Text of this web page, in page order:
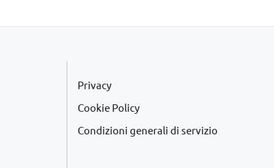
Privacy
Cookie Policy
Condizioni generali di servizio